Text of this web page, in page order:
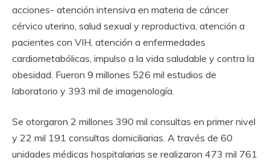
acciones- atención intensiva en materia de cáncer
cérvico uterino, salud sexual y reproductiva, atención a
pacientes con VIH, atención a enfermedades
cardiometabólicas, impulso a la vida saludable y contra la
obesidad. Fueron 9 millones 526 mil estudios de
laboratorio y 393 mil de imagenología.
Se otorgaron 2 millones 390 mil consultas en primer nivel
y 22 mil 191 consultas domiciliarias. A través de 60
unidades médicas hospitalarias se realizaron 473 mil 761